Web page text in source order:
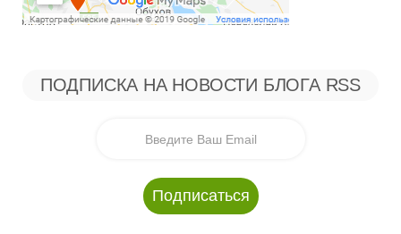
ПОДПИСКА НА НОВОСТИ БЛОГА RSS